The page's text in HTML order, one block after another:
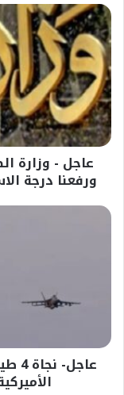
عاجل
-
وزارة
الصحة:
لم
نرصد
أي
إصابات
بالإيبولا..
ورفعنا
درجة
الاستعداد
وتفعيل
عاجل - وزارة
ورفعنا درجة
عاجل-
الأميركية
ببعضهما